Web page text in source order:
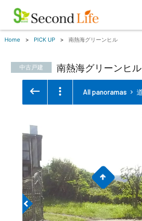
Home PICK UP 南熱海グリーンヒル
中古戸建 南熱海グリーンヒル